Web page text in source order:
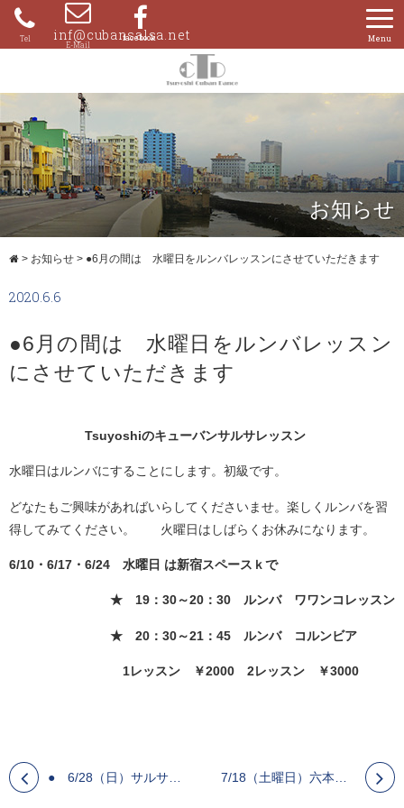
Skip
content
080- inf@cubansalsa.net
お知らせ
> お知らせ > ●6月の間は 水曜日をルンバレッスンにさせていただきます
2020.6.6
●6月の間は 水曜日をルンバレッスン
にさせていただきます
Tsuyoshiのキューバンサルサレッスン
水曜日はルンバにすることにします。初級です。
どなたもご興味があればいらしてくださいませ。楽しくルンバを習
得してみてください。 火曜日はしばらくお休みになります。
6/10・6/17・6/24 水曜日 は新宿スペースｋで
★ 19：30～20：30 ルンバ ワワンコレッスン
★ 20：30～21：45 ルンバ コルンビア
1レッスン ￥2000 2レッスン ￥3000
● 6/28（日）サルサスエルタ＆Oya ワークショップ 新宿スペースK